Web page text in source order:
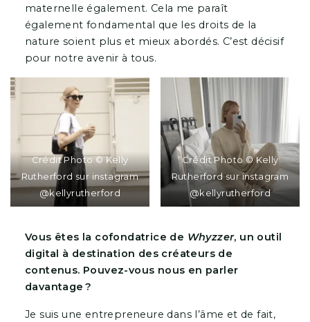
maternelle également. Cela me paraît
également fondamental que les droits de la
nature soient plus et mieux abordés. C’est décisif
pour notre avenir à tous.
Crédit Photo © Kelly
Rutherford sur instagram
@kellyrutherford
Crédit Photo © Kelly
Rutherford sur instagram
@kellyrutherford
Vous êtes la cofondatrice de Whyzzer, un outil
digital à destination des créateurs de
contenus. Pouvez-vous nous en parler
davantage ?
Je suis une entrepreneure dans l’âme et de fait,